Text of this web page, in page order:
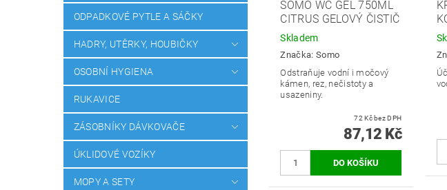
ODPADKOVÉ PYTLE A SÁČKY
HADRY, UTĚRKY, HOUBIČKY
OSOBNÍ HYGIENA
RUKAVICE
ZÁSOBNÍKY DÁVKOVAČE
ÚKLIDOVÉ VOZÍKY
MOPY A SETY
SOMO WC GEL 750ML
CITRUS GELOVÝ ČISTIČ
Skladem
Značka: Somo
Odstraňuje vodní i močový
kámen, rez, nečistoty a
usazeniny.
72 Kč bez DPH
87,12 Kč